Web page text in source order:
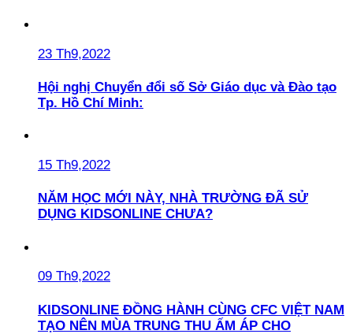
23 Th9,2022
Hội nghị Chuyển đổi số Sở Giáo dục và Đào tạo
Tp. Hồ Chí Minh:
15 Th9,2022
NĂM HỌC MỚI NÀY, NHÀ TRƯỜNG ĐÃ SỬ
DỤNG KIDSONLINE CHƯA?
09 Th9,2022
KIDSONLINE ĐỒNG HÀNH CÙNG CFC VIỆT NAM
TẠO NÊN MÙA TRUNG THU ẤM ÁP CHO